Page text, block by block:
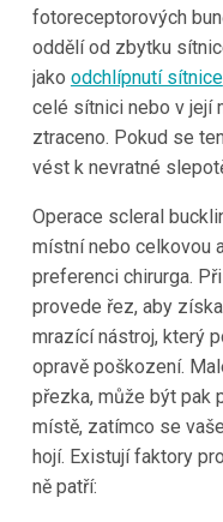
fotoreceptorových
oddělí od zbytku
jako odchlípnutí sítnice
celé sítnici nebo v její
ztraceno. Pokud se
vést k nevratné
Operace scleral
místní nebo celkovou
preferenci chirurga.
provede řez, aby
mrazící nástroj, který
opravě poškození.
přezka, může být pak
místě, zatímco se
hojí. Existují faktory
ně patří: